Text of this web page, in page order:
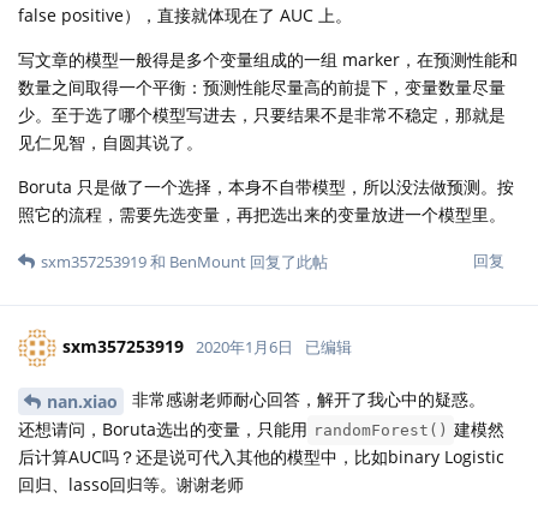
false positive），直接就体现在了 AUC 上。
写文章的模型一般得是多个变量组成的一组 marker，在预测性能和
数量之间取得一个平衡：预测性能尽量高的前提下，变量数量尽量
少。至于选了哪个模型写进去，只要结果不是非常不稳定，那就是
见仁见智，自圆其说了。
Boruta 只是做了一个选择，本身不自带模型，所以没法做预测。按
照它的流程，需要先选变量，再把选出来的变量放进一个模型里。
回复
sxm357253919和 BenMount 回复了此帖
sxm357253919 2020年1月6日 已编辑
nan.xiao
非常感谢老师耐心回答，解开了我心中的疑惑。
还想请问，Boruta选出的变量，只能用 randomForest() 建模然
后计算AUC吗？还是说可代入其他的模型中，比如binary Logistic
回归、lasso回归等。谢谢老师